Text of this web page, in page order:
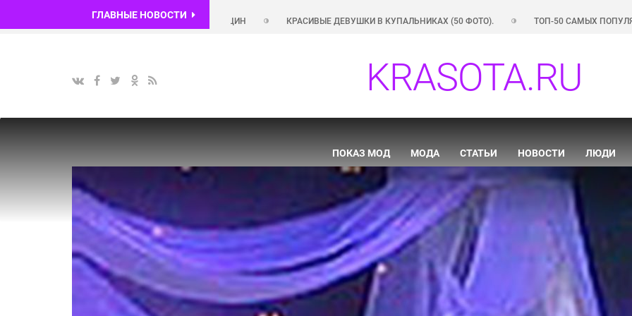
ГЛАВНЫЕ НОВОСТИ
КРАСИВЫЕ ДЕВУШКИ В КУПАЛЬНИКАХ (50 ФОТО). ТОП-50 САМЫХ ПОПУЛЯРНЫХ
KRASOTA.RU
ПОКАЗ МОД МОДА СТАТЬИ НОВОСТИ ЛЮДИ